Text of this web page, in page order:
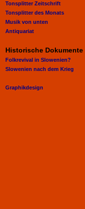
Tonsplitter Zeitschrift
Tonsplitter des Monats
Musik von unten
Antiquariat
Historische Dokumente
Folkrevival in Slowenien?
Slowenien nach dem Krieg
Graphikdesign